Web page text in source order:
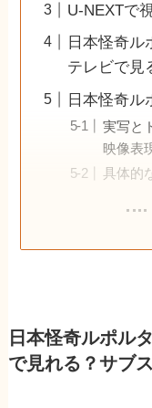
U-NEXTで
日本怪奇ル
テレビで見
日本怪奇ル
実写と
映像表
具体的
日本怪奇ルポル
で見れる？サブ